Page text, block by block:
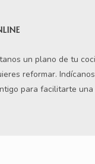
un plano de tu
reformar.
para facilitarte una